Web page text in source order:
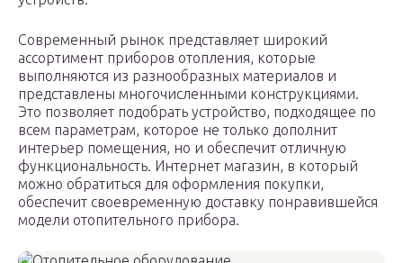
Современный рынок представляет широкий
ассортимент приборов отопления, которые
выполняются из разнообразных материалов и
представлены многочисленными конструкциями.
Это позволяет подобрать устройство, подходящее по
всем параметрам, которое не только дополнит
интерьер помещения, но и обеспечит отличную
функциональность. Интернет магазин, в который
можно обратиться для оформления покупки,
обеспечит своевременную доставку понравившейся
модели отопительного прибора.